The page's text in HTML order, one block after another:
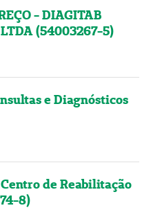
- DIAGITAB
(54003267-5)
e Diagnósticos
de Reabilitação
8)